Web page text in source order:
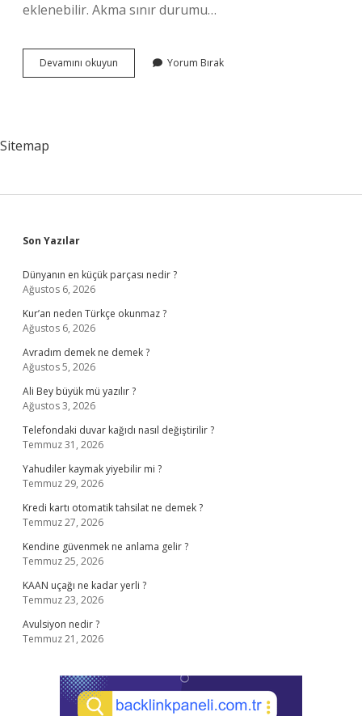
eklenebilir. Akma sınır durumu…
Devamını okuyun
Dayanımı
Yorum Bırak
Sitemap
Sidebar
Son Yazılar
Dünyanın en küçük parçası nedir ?
Ağustos 6, 2026
Kur’an neden Türkçe okunmaz ?
Ağustos 6, 2026
Avradım demek ne demek ?
Ağustos 5, 2026
Ali Bey büyük mü yazılır ?
Ağustos 3, 2026
Telefondaki duvar kağıdı nasıl değiştirilir ?
Temmuz 31, 2026
Yahudiler kaymak yiyebilir mi ?
Temmuz 29, 2026
Kredi kartı otomatik tahsilat ne demek ?
Temmuz 27, 2026
Kendine güvenmek ne anlama gelir ?
Temmuz 25, 2026
KAAN uçağı ne kadar yerli ?
Temmuz 23, 2026
Avulsiyon nedir ?
Temmuz 21, 2026